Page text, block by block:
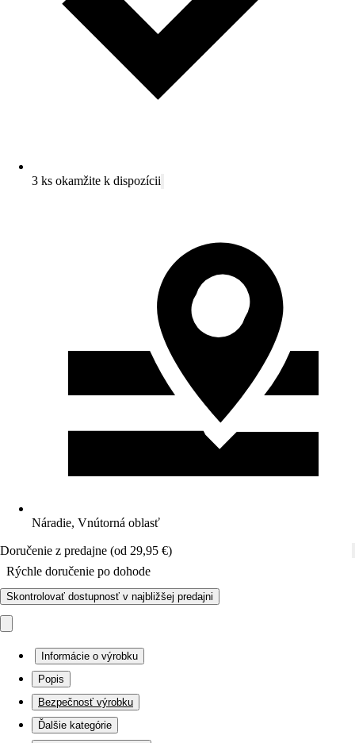
3 ks okamžite k dispozícii
Náradie, Vnútorná oblasť
Doručenie z predajne (od 29,95 €)
Rýchle doručenie po dohode
Skontrolovať dostupnosť v najbližšej predajni
Informácie o výrobku
Popis
Bezpečnosť výrobku
Ďalšie kategórie